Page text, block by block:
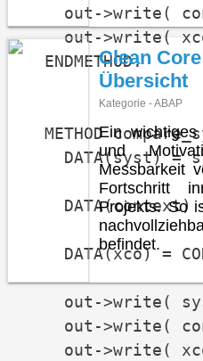
out->write(
out->write(
ENDMETHOD.
METHOD
DATA(syst) =
DATA(context) =
DATA(xco) =
out->write(
out->write(
out->write(
Clean
Übersicht
Kategorie - ABAP
Ein
und
Messbarkeit
Fortschritt
Projekts. So
befindet.